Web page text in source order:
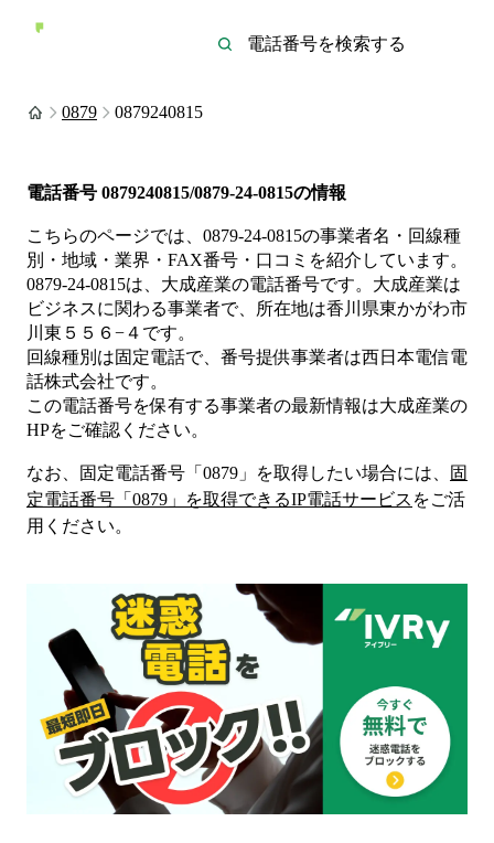
0879 0879240815
電話番号 0879240815/0879-24-0815の情報
こちらのページでは、 0879-24-0815の事業者名・回線種
別・地域・業界・FAX番号・口コミを紹介しています。
0879-24-0815は、 大成産業の電話番号です。 大成産業は
ビジネスに関わる事業者で、所在地は香川県東かがわ市
川東５５６−４ です。
回線種別は固定電話で、番号提供事業者は西日本電信電
話株式会社です。
この電話番号を保有する事業者の最新情報は大成産業の
HPをご確認ください。
なお、固定電話番号「 0879 」を取得したい場合には、
固
定電話番号「 0879 」を取得できるIP電話サービス をご活
用ください。